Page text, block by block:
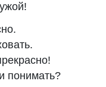
понимать?